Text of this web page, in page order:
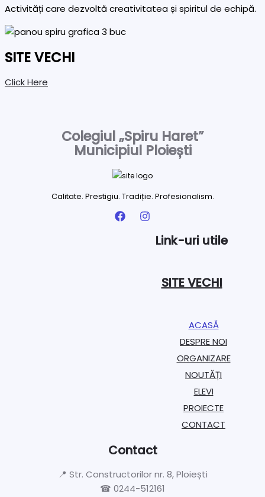
Activități care dezvoltă creativitatea și spiritul de echipă.
SITE VECHI
Click Here
Colegiul „Spiru Haret”
Municipiul Ploiești
Calitate. Prestigiu. Tradiție. Profesionalism.
Link-uri utile
SITE VECHI
ACASĂ
DESPRE NOI
ORGANIZARE​
NOUTĂȚI
ELEVI
PROIECTE​
CONTACT
Contact
📍 Str. Constructorilor nr. 8, Ploiești
☎ 0244-512161